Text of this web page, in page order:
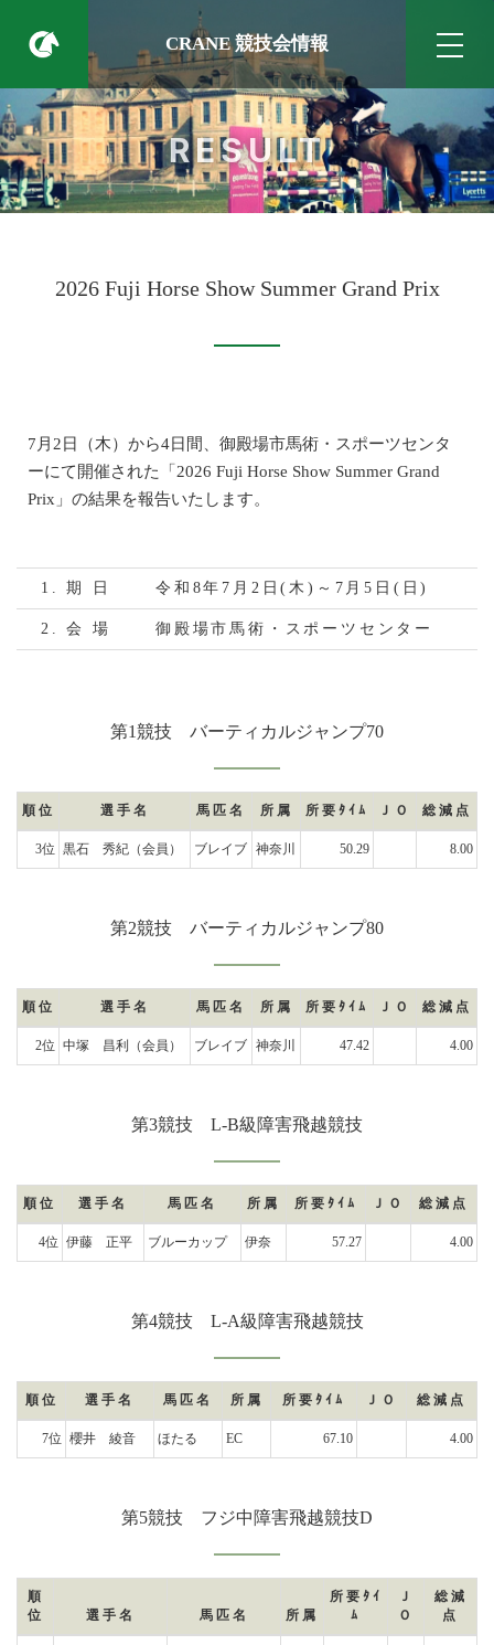
CRANE 競技会情報
RESULT
2026 Fuji Horse Show Summer Grand Prix
7月2日（木）から4日間、御殿場市馬術・スポーツセンタ
ーにて開催された「2026 Fuji Horse Show Summer Grand
Prix」の結果を報告いたします。
1. 期 日 令和8年7月2日(木)～7月5日(日)
2. 会 場 御殿場市馬術・スポーツセンター
第1競技 バーティカルジャンプ70
順位 選手名 馬匹名 所属 所要ﾀｲﾑ ＪＯ 総減点
3位 黒石 秀紀 （会員） ブレイブ 神奈川 50.29 8.00
第2競技 バーティカルジャンプ80
順位 選手名 馬匹名 所属 所要ﾀｲﾑ ＪＯ 総減点
2位 中塚 昌利 （会員） ブレイブ 神奈川 47.42 4.00
第3競技 L-B級障害飛越競技
順位 選手名 馬匹名 所属 所要ﾀｲﾑ ＪＯ 総減点
4位 伊藤 正平 ブルーカップ 伊奈 57.27 4.00
第4競技 L-A級障害飛越競技
順位 選手名 馬匹名 所属 所要ﾀｲﾑ ＪＯ 総減点
7位 櫻井 綾音 ほたる EC 67.10 4.00
第5競技 フジ中障害飛越競技D
順
位
選手名 馬匹名 所属
所要ﾀｲ
ﾑ
Ｊ
Ｏ
総減
点